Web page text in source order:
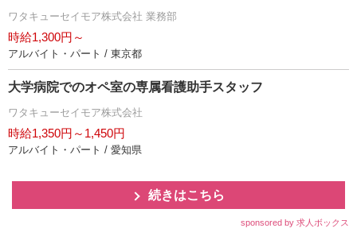
ワタキューセイモア株式会社 業務部
時給1,300円～
アルバイト・パート / 東京都
大学病院でのオペ室の専属看護助手スタッフ
ワタキューセイモア株式会社
時給1,350円～1,450円
アルバイト・パート / 愛知県
続きはこちら
sponsored by 求人ボックス